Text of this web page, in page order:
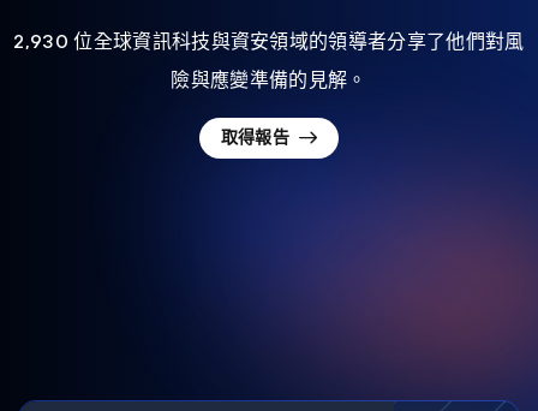
2,930 位全球資訊科技與資安領域的領導者分享了他們對風
險與應變準備的見解。
取得報告